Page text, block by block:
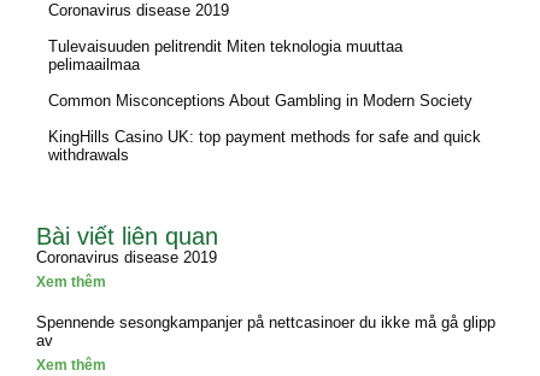
Coronavirus disease 2019
Tulevaisuuden pelitrendit Miten teknologia muuttaa
pelimaailmaa
Common Misconceptions About Gambling in Modern Society
KingHills Casino UK: top payment methods for safe and quick
withdrawals
Bài viết liên quan
Coronavirus disease 2019
Xem thêm
Spennende sesongkampanjer på nettcasinoer du ikke må gå glipp
av
Xem thêm